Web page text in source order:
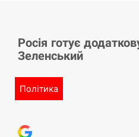
15:40
У Німеччині удар
місто в Баварії
СЕРПЕНЬ
Росія готує
Зеленський
Політика